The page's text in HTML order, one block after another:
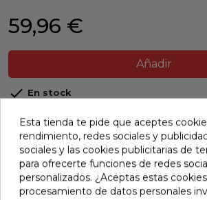
59,96 €
Añadir
 En stock
share Compartir
Calidad Garantizada
Productos de Máxima calidad
Envío Rápido
Esta tienda te pide que aceptes
rendimiento, redes sociales y
sociales y las cookies publicitarias de
para ofrecerte funciones de redes
personalizados. ¿Aceptas estas
procesamiento de datos personales